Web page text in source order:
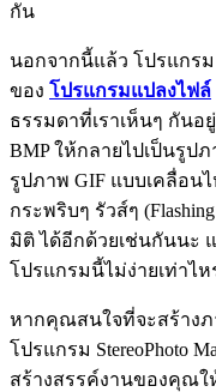
กัน
นอกจากนี้แล้ว โปรแกรม
ของ โปรแกรมแปลงไฟล์
ธรรมดาที่เราเห็นๆ กันอ
BMP ให้กลายไปเป็นรูป
รูปภาพ GIF แบบเคลื่อนไ
กระพริบๆ รัวส์ๆ
มิติ ได้อีกด้วยเช่นกันนะ
โปรแกรมนี้ไม่ง่ายเท่าไ
หากคุณสนใจที่จะสร้างภ
โปรแกรม StereoPhoto
สร้างสรรค์งานของคุณ